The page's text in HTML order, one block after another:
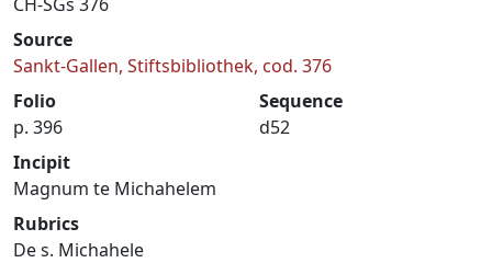
Source
Sankt-Gallen, Stiftsbibliothek, cod. 376
Folio
p. 396
Sequence
d52
Incipit
Magnum te Michahelem
Rubrics
De s. Michahele